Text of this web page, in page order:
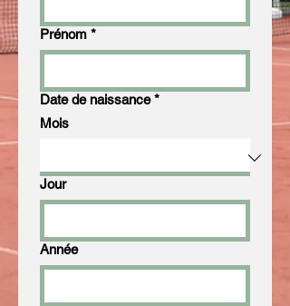
Prénom *
Date de naissance *
Mois
Jour
Année